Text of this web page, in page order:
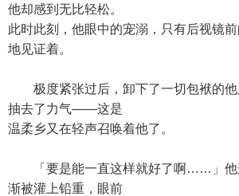
他却感到无比轻松。
此时此刻，他眼中的宠溺，只有后视镜
地见证着。
极度紧张过后，卸下了一切包袱的他
抽去了力气——这是
温柔乡又在轻声召唤着他了。
「要是能一直这样就好了啊……」他
渐被灌上铅重，眼前